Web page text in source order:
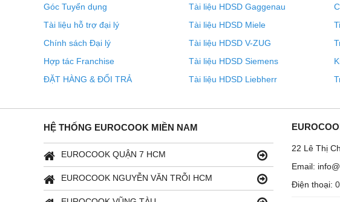
Góc Tuyển dụng
Tài liệu hỗ trợ đại lý
Chính sách Đại lý
Hợp tác Franchise
ĐẶT HÀNG & ĐỔI TRẢ
Tài liệu HDSD Gaggenau
Tài liệu HDSD Miele
Tài liệu HDSD V-ZUG
Tài liệu HDSD Siemens
Tài liệu HDSD Liebherr
HỆ THỐNG EUROCOOK MIỀN NAM
EUROCOOK QUẬN 7 HCM
EUROCOOK NGUYỄN VĂN TRỖI HCM
22 Lê Thị
Email:
Điện thoại: